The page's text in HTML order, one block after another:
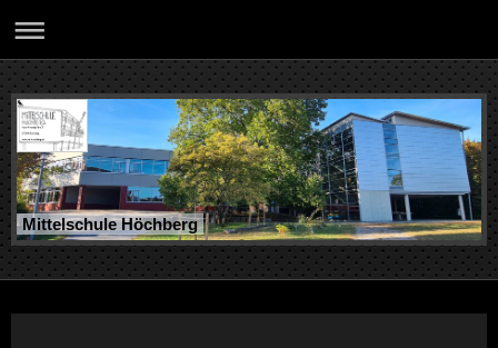
Mittelschule Höchberg